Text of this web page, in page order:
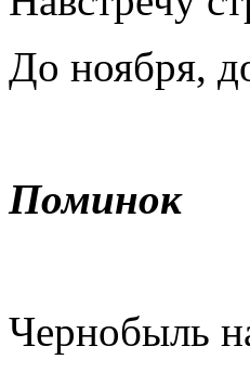
До ноября,
Поминок
Чернобыль